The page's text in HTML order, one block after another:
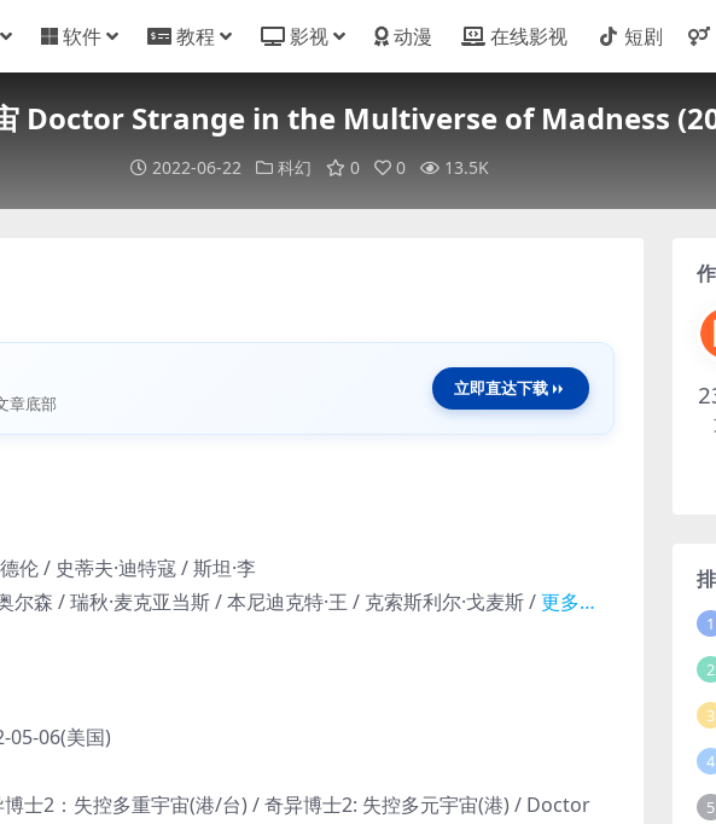
软件 教程 影视 动漫 在线影视 短剧
Doctor Strange in the Multiverse of Madness
2022-06-22 科幻 0 0 13.5K
章底部
立即直达下载
伦 / 史蒂夫·迪特寇 / 斯坦·李
尔森 / 瑞秋·麦克亚当斯 / 本尼迪克特·王 / 克索斯利尔·戈麦斯 /更多…
05-06(美国)
士2：失控多重宇宙(港/台) / 奇异博士2: 失控多元宇宙(港) / Doctor
1
2
3
4
5